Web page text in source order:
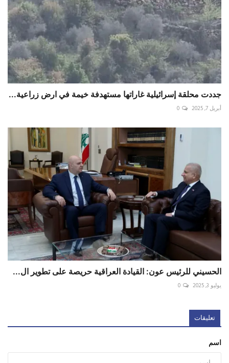
جددت محلقة إسرائيلية غاراتها مستهدفة خيمة في ارض زراعية...
أبريل 7, 2025 0
الحسيني للرئيس عون: القيادة العراقية حريصة على تطوير ال...
يوليو 3, 2025 0
تعليقات
اسم